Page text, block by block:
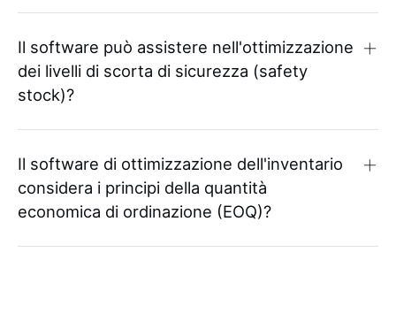
Il software può assistere nell'ottimizzazione
dei livelli di scorta di sicurezza (safety
stock)?
Il software di ottimizzazione dell'inventario
considera i principi della quantità
economica di ordinazione (EOQ)?